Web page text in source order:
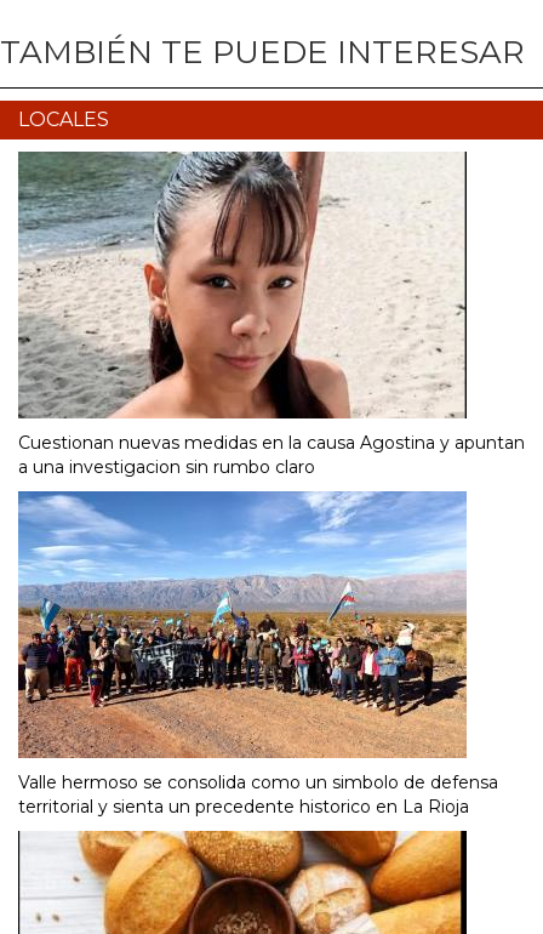
TAMBIÉN TE PUEDE INTERESAR
LOCALES
Cuestionan nuevas medidas en la causa Agostina y apuntan
a una investigacion sin rumbo claro
Valle hermoso se consolida como un simbolo de defensa
territorial y sienta un precedente historico en La Rioja